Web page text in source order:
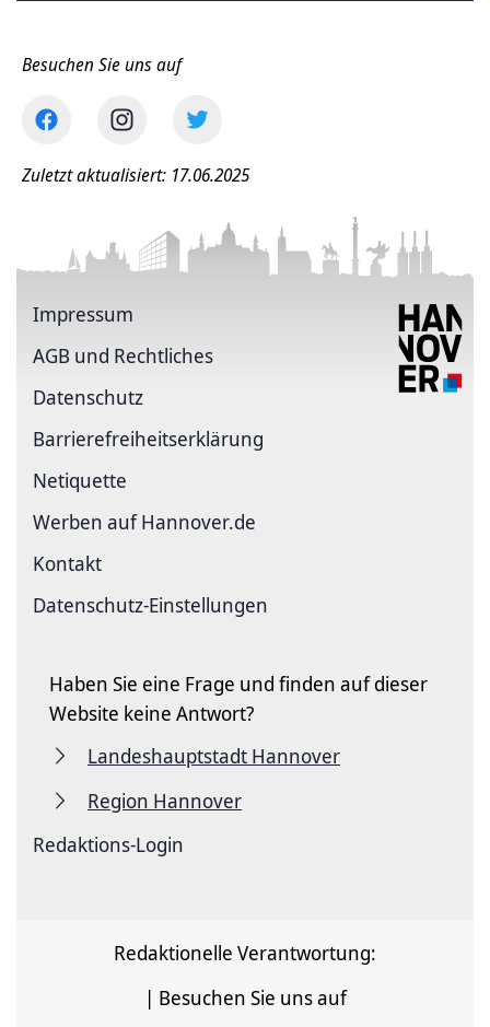
Besuchen Sie uns auf
Zuletzt aktualisiert: 17.06.2025
Impressum
AGB und Rechtliches
Datenschutz
Barriere­freiheits­erklärung
Netiquette
Werben auf Hannover.de
Kontakt
Datenschutz-Einstellungen
Haben Sie eine Frage und finden auf dieser
Website keine Antwort?
Landeshauptstadt Hannover
Region Hannover
Redaktions-Login
Redaktionelle Verantwortung:
| Besuchen Sie uns auf